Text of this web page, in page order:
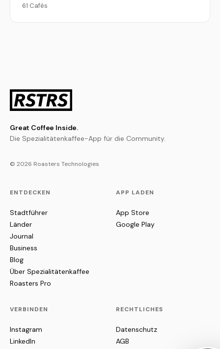
61 Cafés
Great Coffee Inside.
Die Spezialitätenkaffee-App für die Community.
© 2026 Roasters Technologies
ENTDECKEN
Stadtführer
Länder
Journal
Business
Blog
Über Spezialitätenkaffee
Roasters Pro
APP LADEN
App Store
Google Play
VERBINDEN
Instagram
LinkedIn
RECHTLICHES
Datenschutz
AGB